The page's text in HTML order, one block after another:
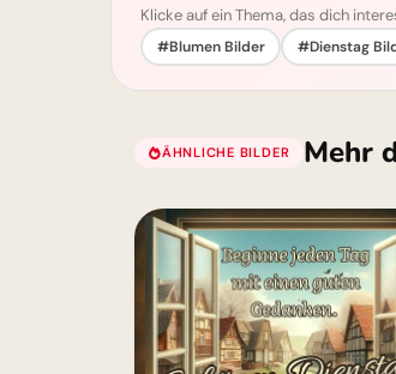
Klicke auf ein Thema, das dich
#Blumen Bilder #Dienstag
ÄHNLICHE BILDER Mehr